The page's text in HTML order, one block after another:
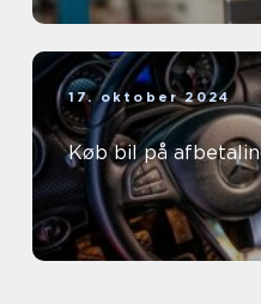
17. oktober 2024
Køb bil på